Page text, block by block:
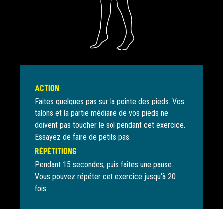
Action
Faites quelques pas sur la pointe des pieds. Vos
talons et la partie médiane de vos pieds ne
doivent pas toucher le sol pendant cet exercice.
Essayez de faire de petits pas.
Répétitions
Pendant 15 secondes, puis faites une pause.
Vous pouvez répéter cet exercice jusqu'à 20
fois.